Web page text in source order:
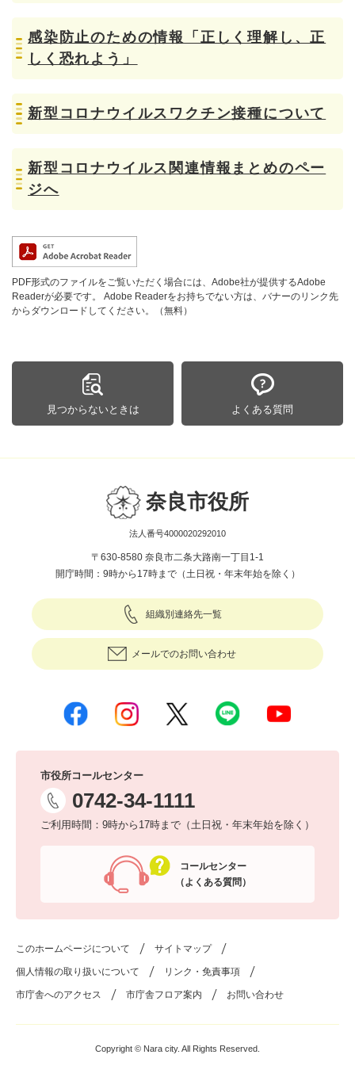
感染防止のための情報「正しく理解し、正
しく恐れよう」
新型コロナウイルスワクチン接種について
新型コロナウイルス関連情報まとめのペー
ジへ
PDF形式のファイルをご覧いただく場合には、Adobe社が提供するAdobe
Readerが必要です。
Adobe Readerをお持ちでない方は、バナーのリンク先
からダウンロードしてください。（無料）
見つからないときは よくある質問
奈良市役所
法人番号4000020292010
〒630-8580 奈良市二条大路南一丁目1-1
開庁時間：9時から17時まで（土日祝・年末年始を除く）
組織別連絡先一覧
メールでのお問い合わせ
市役所コールセンター
0742-34-1111
ご利用時間：9時から17時まで（土日祝・年末年始を除く）
コールセンター
（よくある質問）
このホームページについて サイトマップ
個人情報の取り扱いについて リンク・免責事項
市庁舎へのアクセス 市庁舎フロア案内 お問い合わせ
Copyright © Nara city. All Rights Reserved.